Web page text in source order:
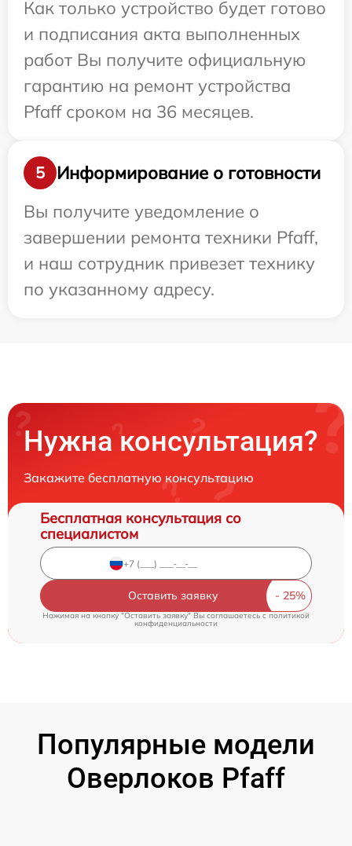
Как только устройство будет готово
и подписания акта выполненных
работ Вы получите официальную
гарантию на ремонт устройства
Pfaff сроком на 36 месяцев.
5
Информирование о готовности
Вы получите уведомление о
завершении ремонта техники Pfaff,
и наш сотрудник привезет технику
по указанному адресу.
Нужна консультация?
Закажите бесплатную консультацию
Бесплатная консультация со
специалистом
Оставить заявку
Нажимая на кнопку "Оставить заявку" Вы соглашаетесь c политикой
конфиденциальности
Популярные модели
Оверлоков Pfaff